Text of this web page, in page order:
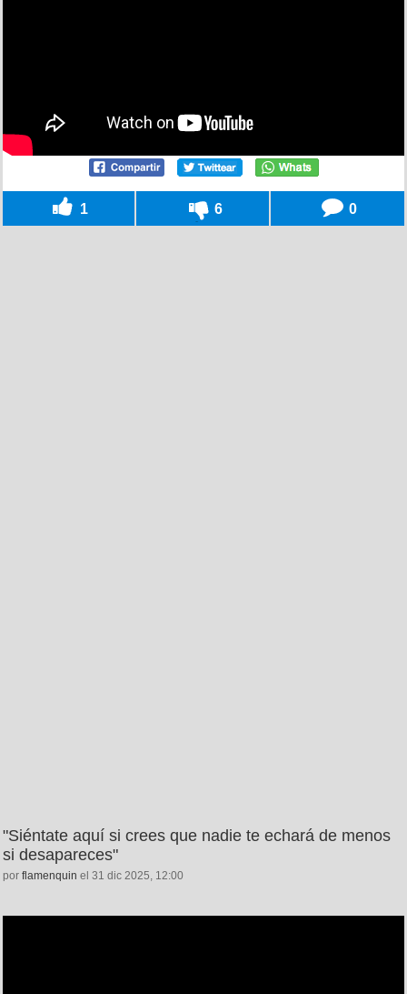
1 6 0
"Siéntate aquí si crees que nadie te echará de menos
si desapareces"
por flamenquin el 31 dic 2025, 12:00